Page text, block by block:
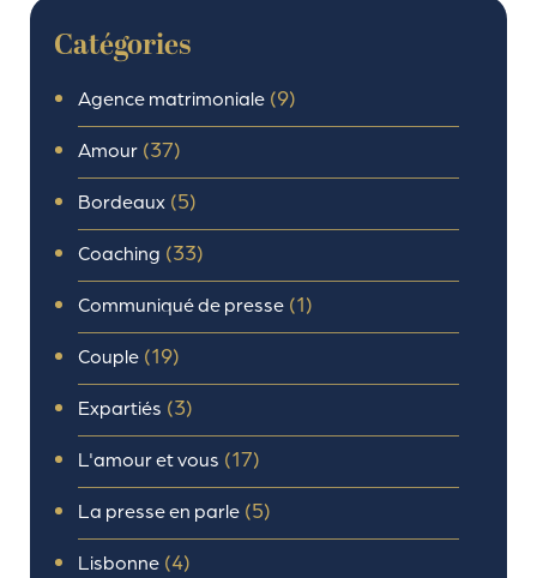
Catégories
Agence matrimoniale (9)
Amour (37)
Bordeaux (5)
Coaching (33)
Communiqué de presse (1)
Couple (19)
Expartiés (3)
L'amour et vous (17)
La presse en parle (5)
Lisbonne (4)